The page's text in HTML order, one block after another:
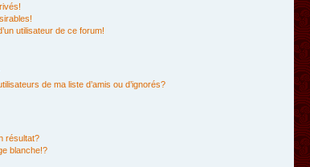
utilisateur de ce forum!
de ma liste d’amis ou d’ignorés?
résultat?
blanche!?